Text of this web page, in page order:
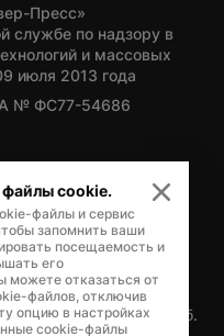
Пресс»
службе по надзору в
и массовых
июля 2013 года
№ ФС77-54686
политики Ямало-
Кнунянца, д.1, каб.
cookie.
файлы и сервис
запомнить ваши
посещаемость и
его
можете отказаться от
файлов, отключив
опцию в настройках
cookie-файлы